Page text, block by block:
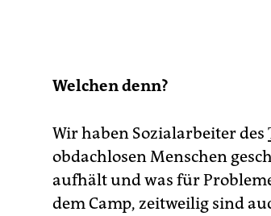
Welchen denn?
Wir haben Sozialarbeiter des
obdachlosen Menschen
aufhält und was für
dem Camp, zeitweilig sind